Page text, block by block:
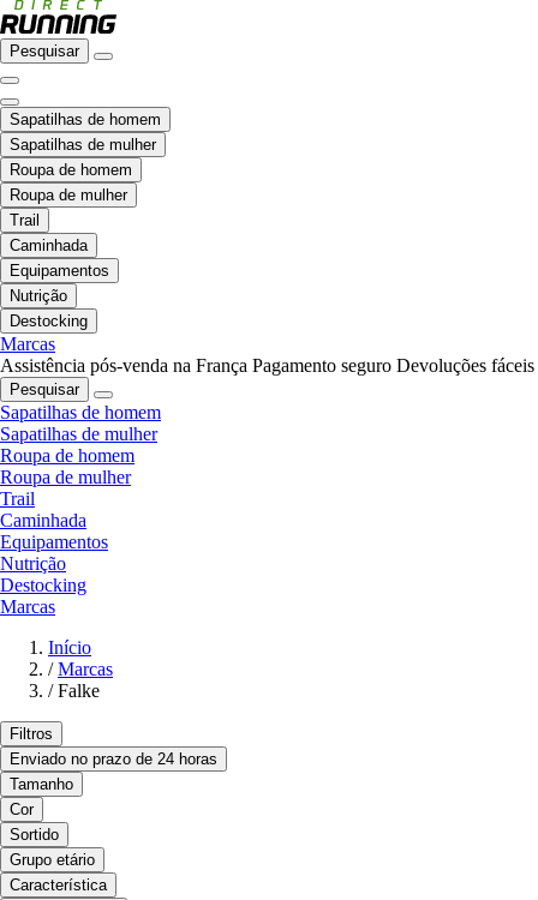
Pesquisar
Sapatilhas de homem
Sapatilhas de mulher
Roupa de homem
Roupa de mulher
Trail
Caminhada
Equipamentos
Nutrição
Destocking
Marcas
Assistência pós-venda na França Pagamento seguro Devoluções fáceis
Pesquisar
Sapatilhas de homem
Sapatilhas de mulher
Roupa de homem
Roupa de mulher
Trail
Caminhada
Equipamentos
Nutrição
Destocking
Marcas
Início
/ Marcas
/ Falke
Filtros
Enviado no prazo de 24 horas
Tamanho
Cor
Sortido
Grupo etário
Característica